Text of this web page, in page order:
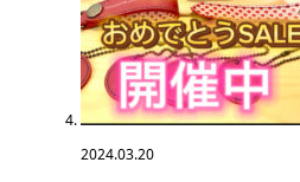
2024.03.20